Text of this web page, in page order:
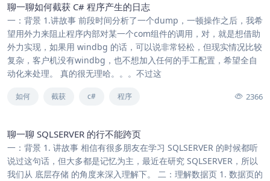
聊一聊如何截获 C# 程序产生的日志
一：背景 1.讲故事 前段时间分析了一个dump，一顿操作之后，我希
望用外力来阻止程序内部对某一个com组件的调用，对，就是想借助
外力实现，如果用 windbg 的话，可以说非常轻松，但现实情况比较
复杂，客户机没有windbg，也不想加入任何的手工配置，希望全自
动化来处理。 真的很无理哈。。。不过这
如何 截获 c# 程序 2366
聊一聊 SQLSERVER 的行不能跨页
一：背景 1. 讲故事 相信有很多朋友在学习 SQLSERVER 的时候都听
说过这句话，但大多都是记忆为主，最近在研究 SQLSERVER，所以
我们从 底层存储 的角度来深入理解下。 二：理解数据页 1. 数据页的